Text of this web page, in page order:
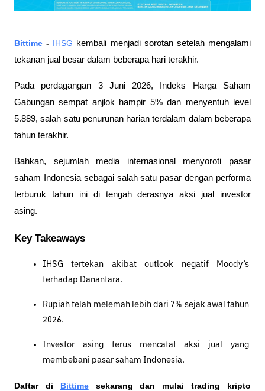
Bittime - IHSG kembali menjadi sorotan setelah mengalami
tekanan jual besar dalam beberapa hari terakhir.
Pada perdagangan 3 Juni 2026, Indeks Harga Saham
Gabungan sempat anjlok hampir 5% dan menyentuh level
5.889, salah satu penurunan harian terdalam dalam beberapa
tahun terakhir.
Bahkan, sejumlah media internasional menyoroti pasar
saham Indonesia sebagai salah satu pasar dengan performa
terburuk tahun ini di tengah derasnya aksi jual investor
asing.
Key Takeaways
IHSG tertekan akibat outlook negatif Moody’s
terhadap Danantara.
Rupiah telah melemah lebih dari 7% sejak awal tahun
2026.
Investor asing terus mencatat aksi jual yang
membebani pasar saham Indonesia.
Daftar di Bittime sekarang dan mulai trading kripto